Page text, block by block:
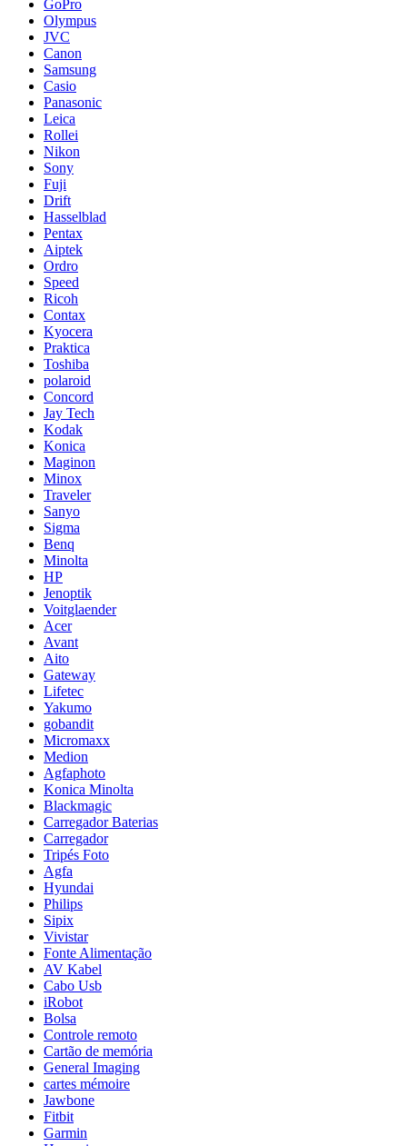
GoPro
Olympus
JVC
Canon
Samsung
Casio
Panasonic
Leica
Rollei
Nikon
Sony
Fuji
Drift
Hasselblad
Pentax
Aiptek
Ordro
Speed
Ricoh
Contax
Kyocera
Praktica
Toshiba
polaroid
Concord
Jay Tech
Kodak
Konica
Maginon
Minox
Traveler
Sanyo
Sigma
Benq
Minolta
HP
Jenoptik
Voitglaender
Acer
Avant
Aito
Gateway
Lifetec
Yakumo
gobandit
Micromaxx
Medion
Agfaphoto
Konica Minolta
Blackmagic
Carregador Baterias
Carregador
Tripés Foto
Agfa
Hyundai
Philips
Sipix
Vivistar
Fonte Alimentação
AV Kabel
Cabo Usb
iRobot
Bolsa
Controle remoto
Cartão de memória
General Imaging
cartes mémoire
Jawbone
Fitbit
Garmin